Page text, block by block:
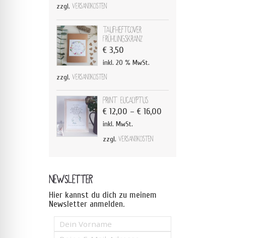
zzgl. Versandkosten
Taufheftcover
Frühlingskranz
€3,50
inkl. 20 % MwSt.
zzgl. Versandkosten
Print Eucalyptus
€12,00 –€16,00
inkl. MwSt.
zzgl. Versandkosten
NEWSLETTER
Hier kannst du dich zu meinem
Newsletter anmelden.